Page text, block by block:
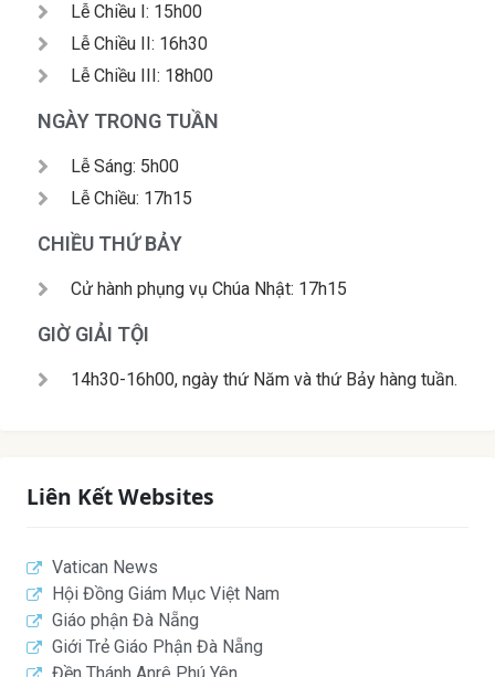
Lễ Chiều I: 15h00
Lễ Chiều II: 16h30
Lễ Chiều III: 18h00
NGÀY TRONG TUẦN
Lễ Sáng: 5h00
Lễ Chiều: 17h15
CHIỀU THỨ BẢY
Cử hành phụng vụ Chúa Nhật: 17h15
GIỜ GIẢI TỘI
14h30-16h00, ngày thứ Năm và thứ Bảy hàng tuần.
Liên Kết Websites
Vatican News
Hội Đồng Giám Mục Việt Nam
Giáo phận Đà Nẵng
Giới Trẻ Giáo Phận Đà Nẵng